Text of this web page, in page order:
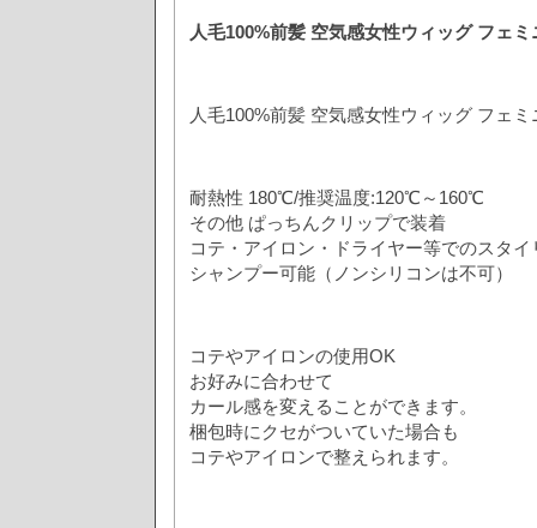
人毛100%前髪 空気感女性ウィッグ フェ
人毛100%前髪 空気感女性ウィッグ フェ
耐熱性 180℃/推奨温度:120℃～160℃
その他 ぱっちんクリップで装着
コテ・アイロン・ドライヤー等でのスタ
シャンプー可能（ノンシリコンは不可）
コテやアイロンの使用OK
お好みに合わせて
カール感を変えることができます。
梱包時にクセがついていた場合も
コテやアイロンで整えられます。